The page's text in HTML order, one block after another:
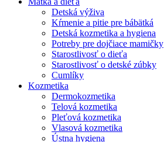
Detská výživa
Kŕmenie a pitie pre bábätká
Detská kozmetika a hygiena
Potreby pre dojčiace mamičky
Starostlivosť o dieťa
Starostlivosť o detské zúbky
Cumlíky
Kozmetika
Dermokozmetika
Telová kozmetika
Pleťová kozmetika
Vlasová kozmetika
Ústna hygiena